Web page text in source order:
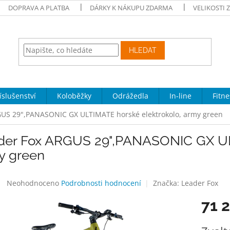
DOPRAVA A PLATBA DÁRKY K NÁKUPU ZDARMA VELIKOSTI
HLEDAT
Koloběžky Odrážedla In-line
29",PANASONIC GX ULTIMATE horské elektrokolo, army green
Fox ARGUS 29",PANASONIC GX
green
Průměrné
Neohodnoceno Podrobnosti hodnocení Značka: Leader Fox
71